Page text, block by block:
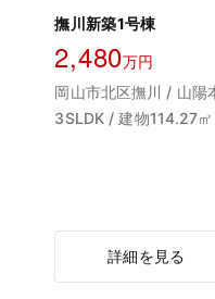
撫川新築1号棟
2,480万円
岡山市北区撫川 / 山陽
3SLDK / 建物114.27
詳細を見る